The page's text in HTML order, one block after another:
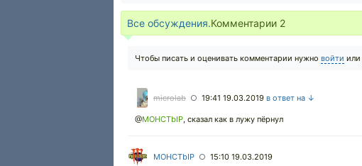
Все обсуждения.Комментарии 2
Чтобы писать и оценивать комментарии нужно войти или
microlab ○ 19:41 19.03.2019 в ответ на ↓
@MOHCTbIP, сказал как в лужу пёрнул
MOHCTbIP ○ 15:10 19.03.2019